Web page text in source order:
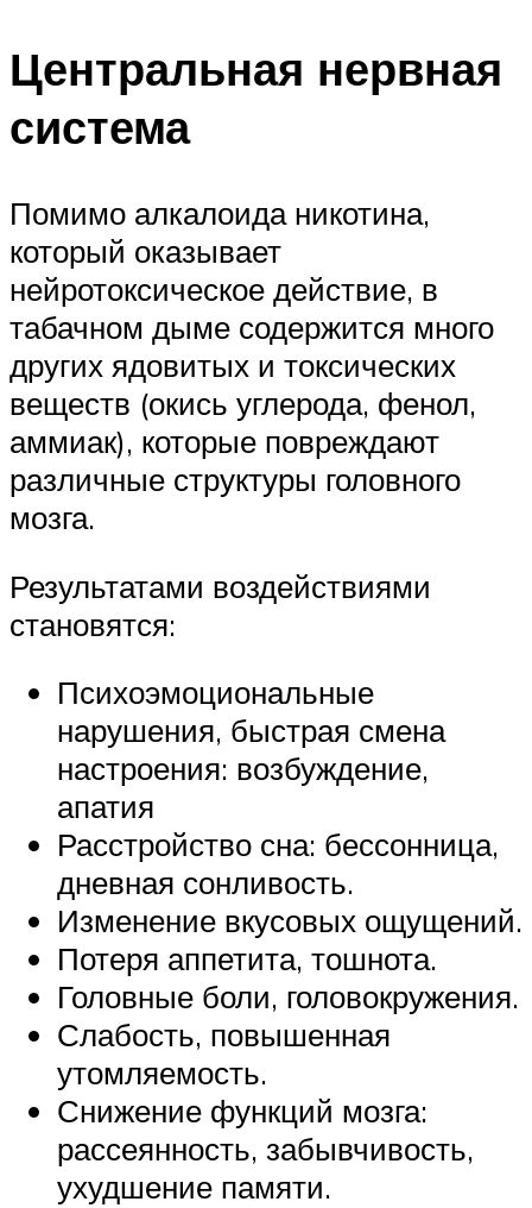
Центральная нервная
система
Помимо алкалоида никотина,
который оказывает
нейротоксическое действие, в
табачном дыме содержится много
других ядовитых и токсических
веществ (окись углерода, фенол,
аммиак), которые повреждают
различные структуры головного
мозга.
Результатами воздействиями
становятся:
Психоэмоциональные
нарушения, быстрая смена
настроения: возбуждение,
апатия
Расстройство сна: бессонница,
дневная сонливость.
Изменение вкусовых ощущений.
Потеря аппетита, тошнота.
Головные боли, головокружения.
Слабость, повышенная
утомляемость.
Снижение функций мозга:
рассеянность, забывчивость,
ухудшение памяти.